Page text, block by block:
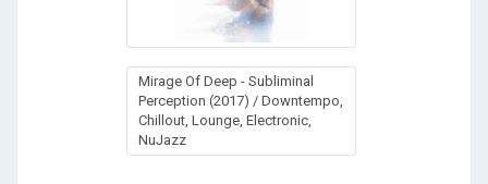
Mirage Of Deep - Subliminal
Perception (2017) / Downtempo,
Chillout, Lounge, Electronic,
NuJazz